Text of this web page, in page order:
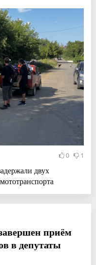
0 1
двух
приём
в депутаты